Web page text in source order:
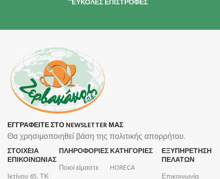
ΕΥΚΟΛΕΣ ΕΠΙΣΤΡΟΦΕΣ
ΕΓΓΡΑΦΕΙΤΕ ΣΤΟ NEWSLETTER ΜΑΣ
Θα χρησιμοποιηθεί βάση της πολιτικής απορρήτου.
ΣΤΟΙΧΕΙΑ
ΕΠΙΚΟΙΝΩΝΙΑΣ
Ικτίνου 65, ΤΚ
ΠΛΗΡΟΦΟΡΊΕΣ
Ποιοί είμαστε
ΚΑΤΗΓΟΡΙΕΣ
HORECA
ΕΞΥΠΗΡΕΤΗΣΗ
ΠΕΛΑΤΩΝ
Επικοινωνία